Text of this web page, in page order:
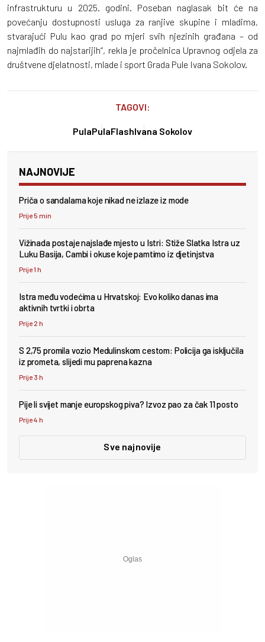
infrastrukturu u 2025. godini. Poseban naglasak bit će na
povećanju dostupnosti usluga za ranjive skupine i mladima,
stvarajući Pulu kao grad po mjeri svih njezinih građana – od
najmlađih do najstarijih“, rekla je pročelnica Upravnog odjela za
društvene djelatnosti, mlade i sport Grada Pule Ivana Sokolov.
TAGOVI:
PulaPulaFlashIvana Sokolov
NAJNOVIJE
Priča o sandalama koje nikad ne izlaze iz mode
Prije 5 min
Vižinada postaje najslađe mjesto u Istri: Stiže Slatka Istra uz
Luku Basija, Cambi i okuse koje pamtimo iz djetinjstva
Prije 1 h
Istra među vodećima u Hrvatskoj: Evo koliko danas ima
aktivnih tvrtki i obrta
Prije 2 h
S 2,75 promila vozio Medulinskom cestom: Policija ga isključila
iz prometa, slijedi mu paprena kazna
Prije 3 h
Pije li svijet manje europskog piva? Izvoz pao za čak 11 posto
Prije 4 h
Sve najnovije